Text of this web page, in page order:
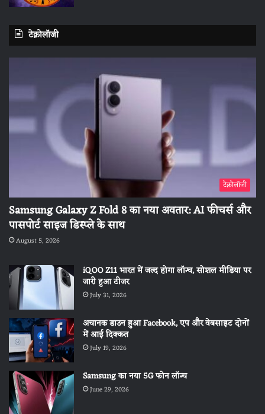
टेक्नोलॉजी
टेक्नोलॉजी
Samsung Galaxy Z Fold 8 का नया अवतार: AI फीचर्स और
पासपोर्ट साइज डिस्प्ले के साथ
August 5, 2026
iQOO Z11 भारत में जल्द होगा लॉन्च, सोशल मीडिया पर
जारी हुआ टीजर
July 31, 2026
अचानक डाउन हुआ Facebook, एप और वेबसाइट दोनों
में आई दिक्कत
July 19, 2026
Samsung का नया 5G फोन लॉन्च
June 29, 2026